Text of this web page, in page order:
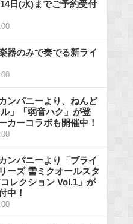
日(水)までご予約受付
器のみで奏でる新ライ
ンパニーより、ねんど
」「弱音ハク」が登
カーコラボも開催中！
ンパニーより「ブライ
ーズ 雪ミクオールスタ
レクション Vol.1」が
中！